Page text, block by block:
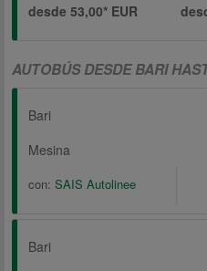
desde 53,00* EUR
AUTOBÚS DESDE BARI
Bari
Mesina
con: SAIS Autolinee
Bari